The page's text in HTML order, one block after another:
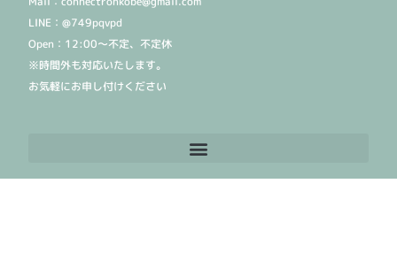
LINE：@749pqvpd
Open：12:00〜不定、不定休
※時間外も対応いたします。
お気軽にお申し付けください